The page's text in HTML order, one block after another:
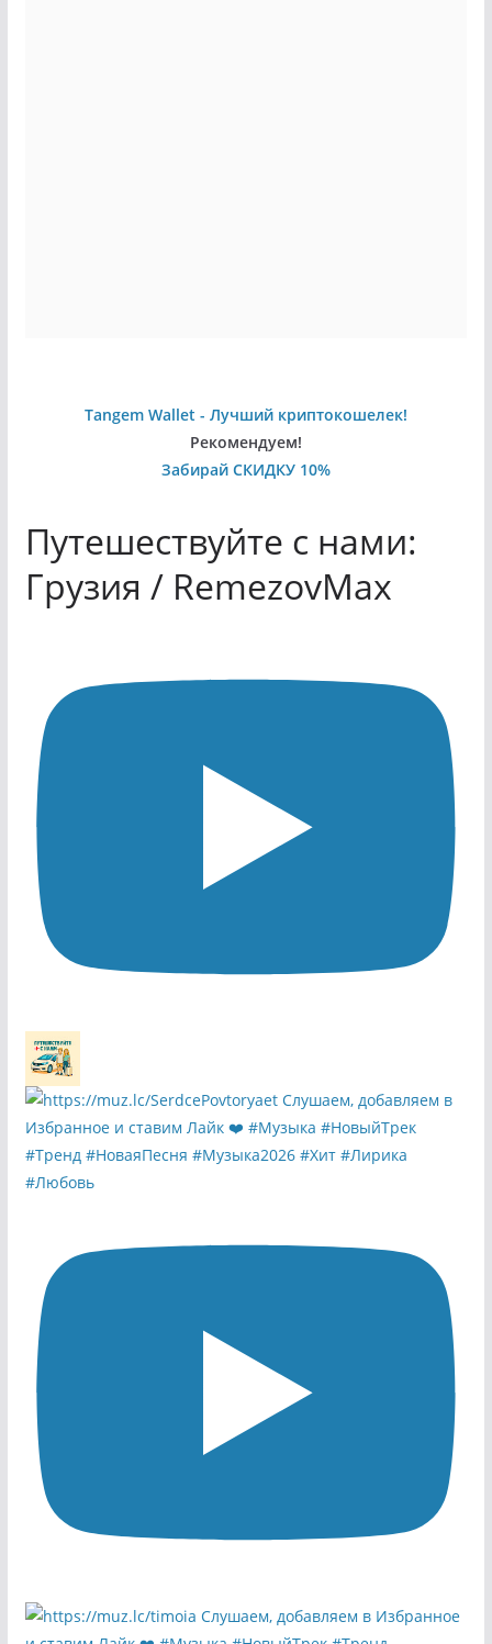
Tangem Wallet - Лучший криптокошелек!
Рекомендуем!
Забирай СКИДКУ 10%
Путешествуйте с нами:
Грузия / RemezovMax